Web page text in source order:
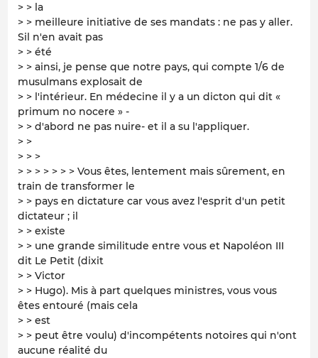
> > la
> > meilleure initiative de ses mandats : ne pas y aller.
Sil n'en avait pas
> > été
> > ainsi, je pense que notre pays, qui compte 1/6 de
musulmans explosait de
> > l'intérieur. En médecine il y a un dicton qui dit «
primum no nocere » -
> > d'abord ne pas nuire- et il a su l'appliquer.
> >
> > >
> > > > > > > Vous êtes, lentement mais sûrement, en
train de transformer le
> > pays en dictature car vous avez l'esprit d'un petit
dictateur ; il
> > existe
> > une grande similitude entre vous et Napoléon III
dit Le Petit (dixit
> > Victor
> > Hugo). Mis à part quelques ministres, vous vous
êtes entouré (mais cela
> > est
> > peut être voulu) d'incompétents notoires qui n'ont
aucune réalité du